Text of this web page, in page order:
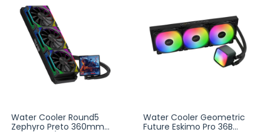
Water Cooler Round5
Zephyro Preto 360mm
Water Cooler Geometric
Future Eskimo Pro 36B